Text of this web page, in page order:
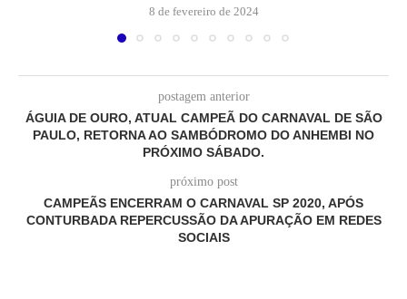
8 de fevereiro de 2024
postagem anterior
ÁGUIA DE OURO, ATUAL CAMPEÃ DO CARNAVAL DE SÃO
PAULO, RETORNA AO SAMBÓDROMO DO ANHEMBI NO
PRÓXIMO SÁBADO.
próximo post
CAMPEÃS ENCERRAM O CARNAVAL SP 2020, APÓS
CONTURBADA REPERCUSSÃO DA APURAÇÃO EM REDES
SOCIAIS